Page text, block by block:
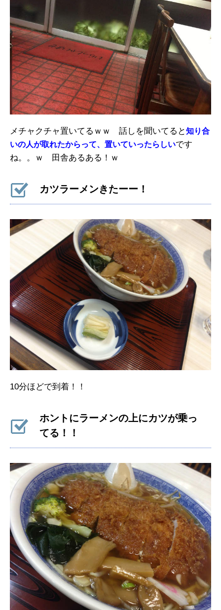
メチャクチャ置いてるｗｗ 話しを聞いてると知り合
いの人が取れたからって、置いていったらしいです
ね。。ｗ 田舎あるある！ｗ
カツラーメンきたーー！
10分ほどで到着！！
ホントにラーメンの上にカツが乗っ
てる！！